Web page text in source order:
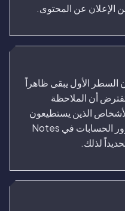
الإعلان عن المحتوى.
السطر الأول يبقى ظاهراً
أن الملاحظة
الذين يستطيعون
فتح هاتفك، ولا تحتفظ بكلمات مرور الحسابات في Notes
لذلك.